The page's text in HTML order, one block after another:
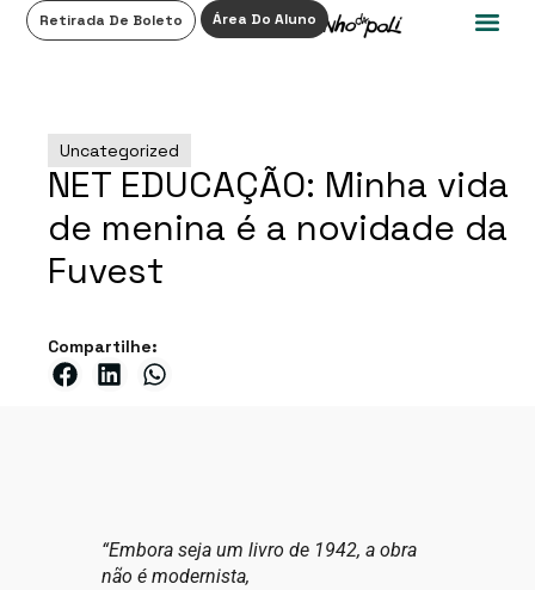
Retirada De Boleto Área Do Aluno
Uncategorized
NET EDUCAÇÃO: Minha vida
de menina é a novidade da
Fuvest
Compartilhe:
“Embora seja um livro de 1942, a obra
não é modernista,